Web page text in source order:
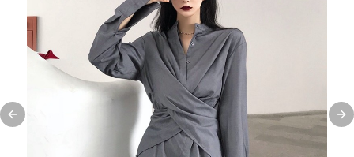
Previous slide